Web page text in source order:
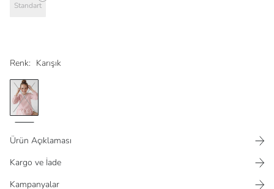
Renk: Karışık
Standart
Ürün Açıklaması
Kargo ve İade
Kampanyalar